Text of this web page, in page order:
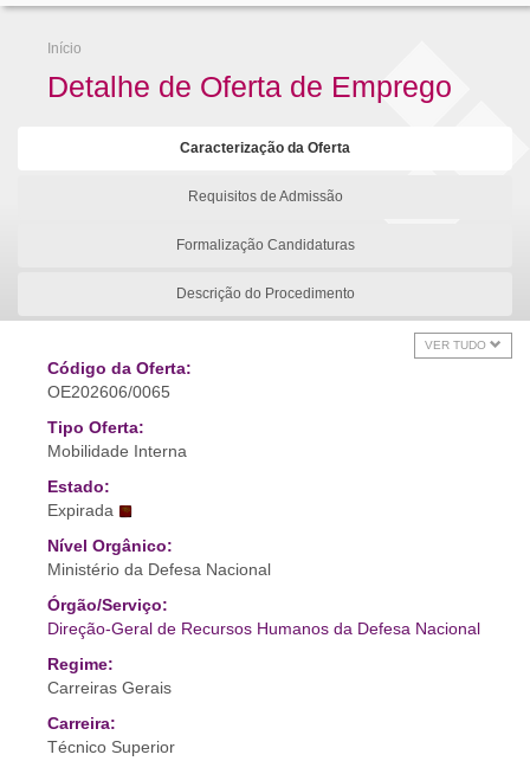
Início
Detalhe de Oferta de Emprego
Caracterização da Oferta
Requisitos de Admissão
Formalização Candidaturas
Descrição do Procedimento
VER TUDO
Código da Oferta:
OE202606/0065
Tipo Oferta:
Mobilidade Interna
Estado:
Expirada
Nível Orgânico:
Ministério da Defesa Nacional
Órgão/Serviço:
Direção-Geral de Recursos Humanos da Defesa Nacional
Regime:
Carreiras Gerais
Carreira:
Técnico Superior